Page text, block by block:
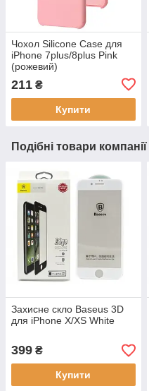
Чохол Silicone Case для
iPhone 7plus/8plus Pink
(рожевий)
211 ₴
Купити
Подібні товари компанії
Захисне скло Baseus 3D
для iPhone X/XS White
399 ₴
Купити